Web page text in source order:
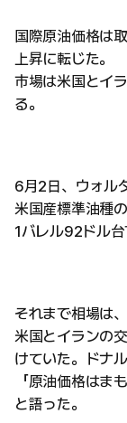
国際原油価格は
上昇に転じた。
市場は米国とイ
る。
6月2日、ウォル
米国産標準油種
1バレル92ドル台
それまで相場は、
米国とイランの
けていた。ドナ
「原油価格はま
と語った。